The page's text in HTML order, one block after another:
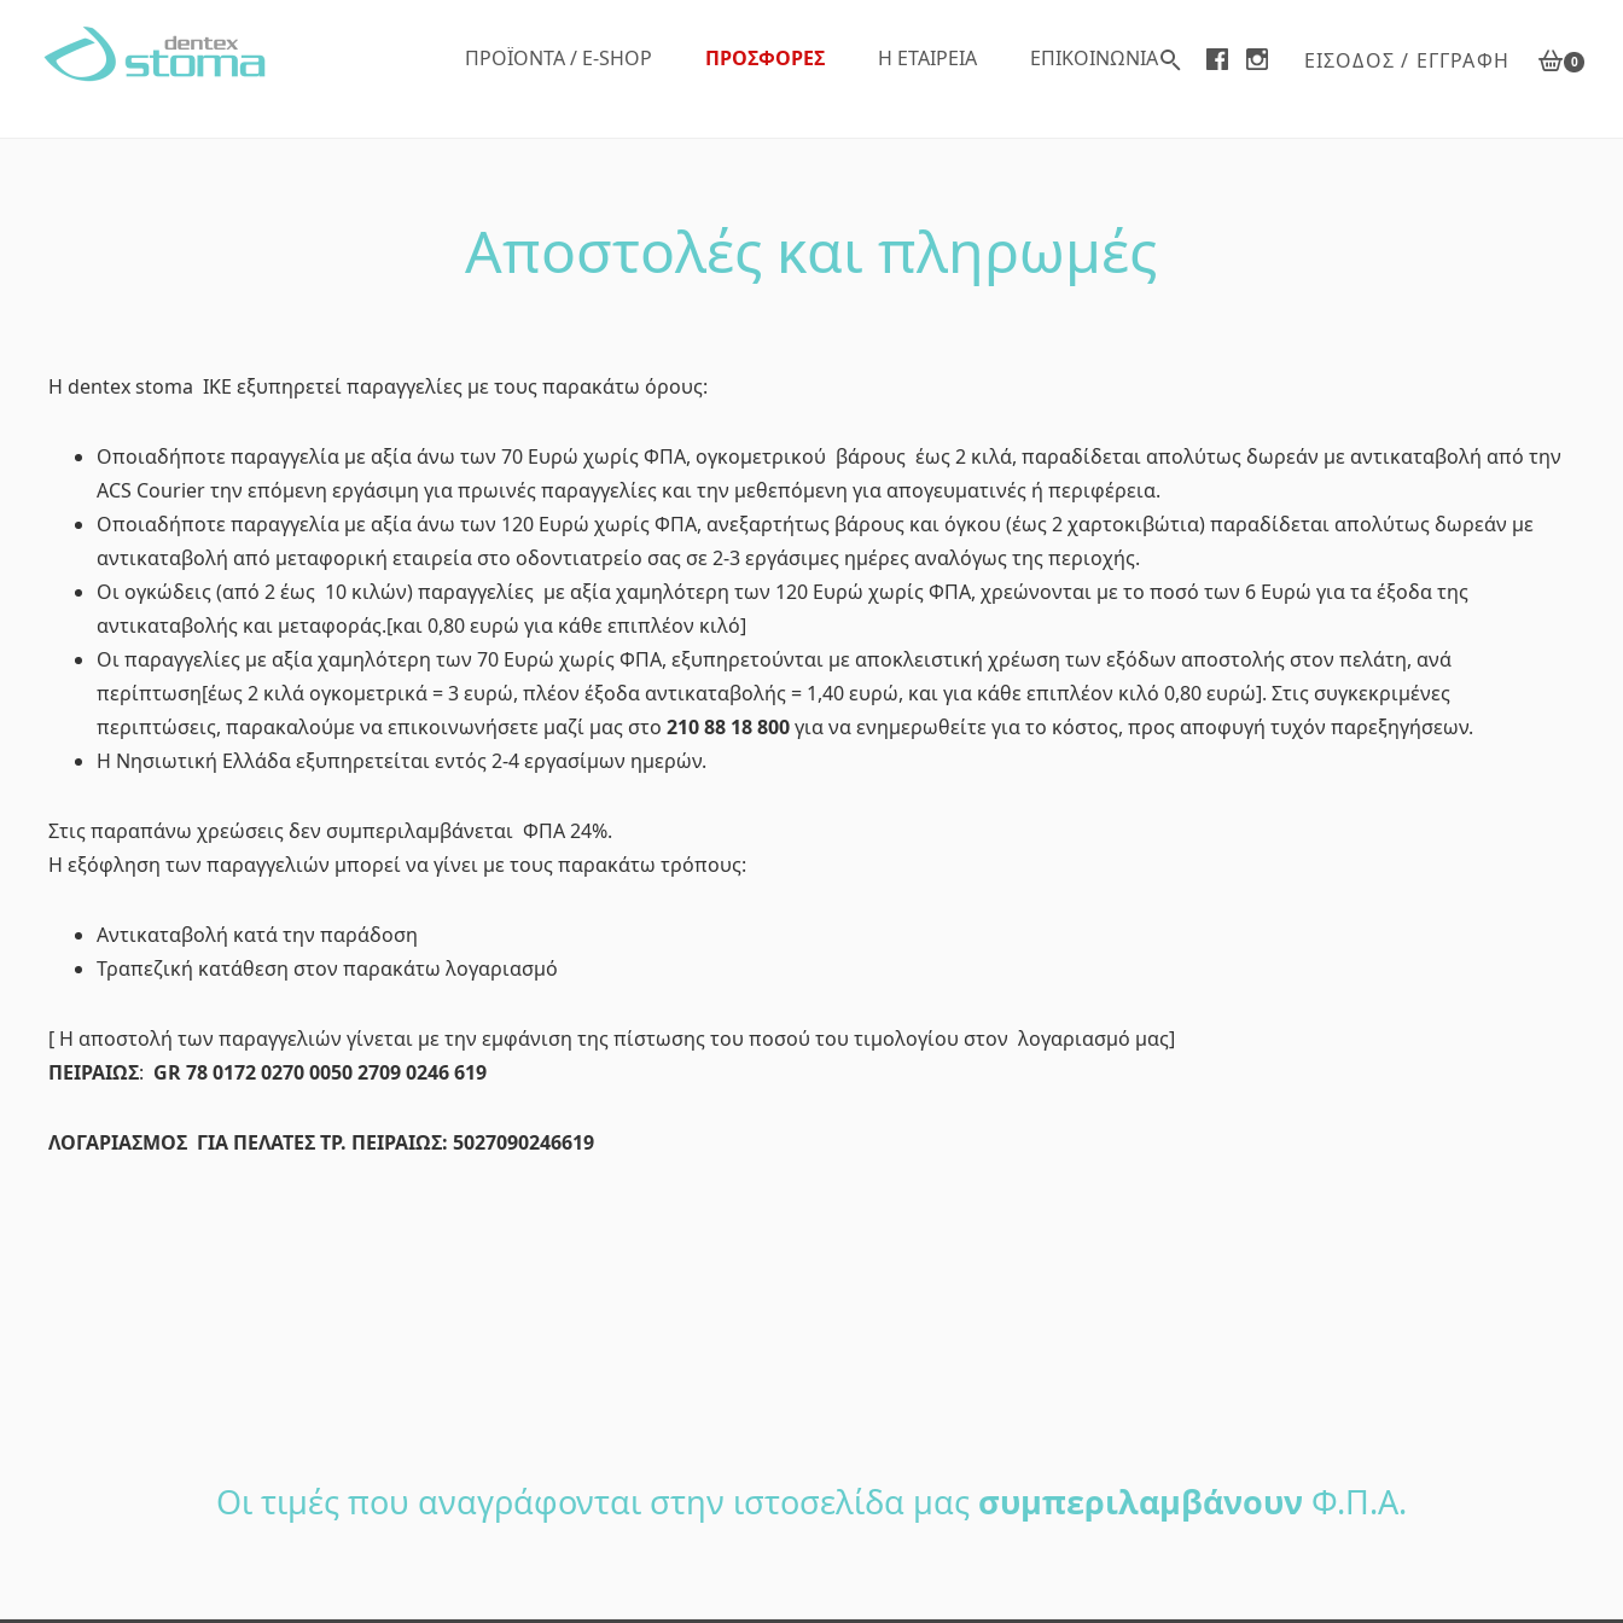
ΕΊΣΟΔΟΣ / ΕΓΓΡΑΦΉ 0
ΠΡΟΪΌΝΤΑ / E-SHOP ΠΡΟΣΦΟΡΕΣ Η ΕΤΑΙΡΕΙΑ ΕΠΙΚΟΙΝΩΝΙΑ
Αποστολές και πληρωμές
Η dentex stoma ΙΚΕ εξυπηρετεί παραγγελίες με τους παρακάτω όρους:
Οποιαδήποτε παραγγελία με αξία άνω των 70 Ευρώ χωρίς ΦΠΑ, ογκομετρικού βάρους έως 2 κιλά, παραδίδεται απολύτως δωρεάν με αντικαταβολή από την
ACS Courier την επόμενη εργάσιμη για πρωινές παραγγελίες και την μεθεπόμενη για απογευματινές ή περιφέρεια.
Οποιαδήποτε παραγγελία με αξία άνω των 120 Ευρώ χωρίς ΦΠΑ, ανεξαρτήτως βάρους και όγκου (έως 2 χαρτοκιβώτια) παραδίδεται απολύτως δωρεάν με
αντικαταβολή από μεταφορική εταιρεία στο οδοντιατρείο σας σε 2-3 εργάσιμες ημέρες αναλόγως της περιοχής.
Οι ογκώδεις (από 2 έως 10 κιλών) παραγγελίες με αξία χαμηλότερη των 120 Ευρώ χωρίς ΦΠΑ, χρεώνονται με το ποσό των 6 Ευρώ για τα έξοδα της
αντικαταβολής και μεταφοράς.[και 0,80 ευρώ για κάθε επιπλέον κιλό]
Οι παραγγελίες με αξία χαμηλότερη των 70 Ευρώ χωρίς ΦΠΑ, εξυπηρετούνται με αποκλειστική χρέωση των εξόδων αποστολής στον πελάτη, ανά
περίπτωση[έως 2 κιλά ογκομετρικά = 3 ευρώ, πλέον έξοδα αντικαταβολής = 1,40 ευρώ, και για κάθε επιπλέον κιλό 0,80 ευρώ]. Στις συγκεκριμένες
περιπτώσεις, παρακαλούμε να επικοινωνήσετε μαζί μας στο210 88 18 800για να ενημερωθείτε για το κόστος, προς αποφυγή τυχόν παρεξηγήσεων.
Η Νησιωτική Ελλάδα εξυπηρετείται εντός 2-4 εργασίμων ημερών.
Στις παραπάνω χρεώσεις δεν συμπεριλαμβάνεται ΦΠΑ 24%.
Η εξόφληση των παραγγελιών μπορεί να γίνει με τους παρακάτω τρόπους:
Αντικαταβολή κατά την παράδοση
Τραπεζική κατάθεση στον παρακάτω λογαριασμό
[ Η αποστολή των παραγγελιών γίνεται με την εμφάνιση της πίστωσης του ποσού του τιμολογίου στον λογαριασμό μας]
ΠΕΙΡΑΙΩΣ: GR 78 0172 0270 0050 2709 0246 619
ΛΟΓΑΡΙΑΣΜΟΣ ΓΙΑ ΠΕΛΑΤΕΣ ΤΡ. ΠΕΙΡΑΙΩΣ: 5027090246619
Οι τιμές που αναγράφονται στην ιστοσελίδα μας συμπεριλαμβάνουν Φ.Π.Α.